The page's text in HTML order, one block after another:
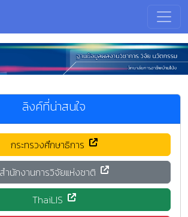
ลิงค์ที่น่าสนใจ
กระทรวงศึกษาธิการ
สำนักงานการวิจัยแห่งชาติ
ThaiLIS